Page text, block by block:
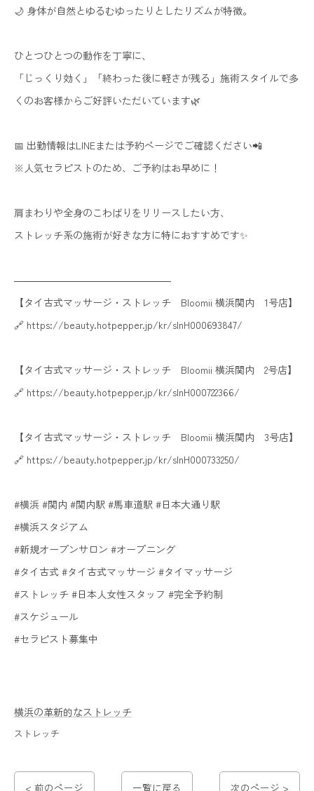
🌙 身体が自然とゆるむゆったりとしたリズムが特徴。
ひとつひとつの動作を丁寧に、
「じっくり効く」「終わった後に軽さが残る」施術スタイルで多
くのお客様からご好評いただいています🌿
📅 出勤情報はLINEまたは予約ページでご確認ください📲
※人気セラピストのため、ご予約はお早めに！
肩まわりや全身のこわばりをリリースしたい方、
ストレッチ系の施術が好きな方に特におすすめです✨
――――――――――――――――
【タイ古式マッサージ・ストレッチ Bloomii 横浜関内 1号店】
🔗 https://beauty.hotpepper.jp/kr/slnH000693847/
【タイ古式マッサージ・ストレッチ Bloomii 横浜関内 2号店】
🔗 https://beauty.hotpepper.jp/kr/slnH000722366/
【タイ古式マッサージ・ストレッチ Bloomii 横浜関内 3号店】
🔗 https://beauty.hotpepper.jp/kr/slnH000733250/
#横浜 #関内 #関内駅 #馬車道駅 #日本大通り駅
#横浜スタジアム
#新規オープンサロン #オープニング
#タイ古式 #タイ古式マッサージ #タイマッサージ
#ストレッチ #日本人女性スタッフ #完全予約制
#スケジュール
#セラピスト募集中
横浜の革新的なストレッチ
ストレッチ
< 前のページ 一覧に戻る 次のページ >